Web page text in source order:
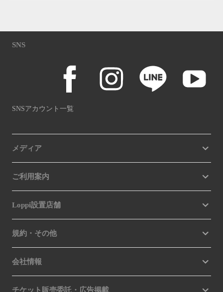
SNS
SNSアカウント一覧
メディア
ご利用案内
Loppi設置店舗
規約・その他
会社情報
チケット販売委託・広告掲載